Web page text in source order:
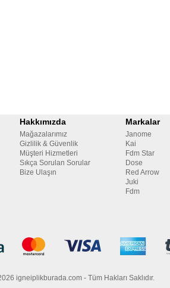
Hakkımızda
Mağazalarımız
Gizlilik & Güvenlik
Müşteri Hizmetleri
Sıkça Sorulan Sorular
Bize Ulaşın
Markalar
Janome
Kai
Fdm Star
Dose
Red Arrow
Juki
Fdm
igneiplikburada.com - Tüm Hakları Saklıdır.